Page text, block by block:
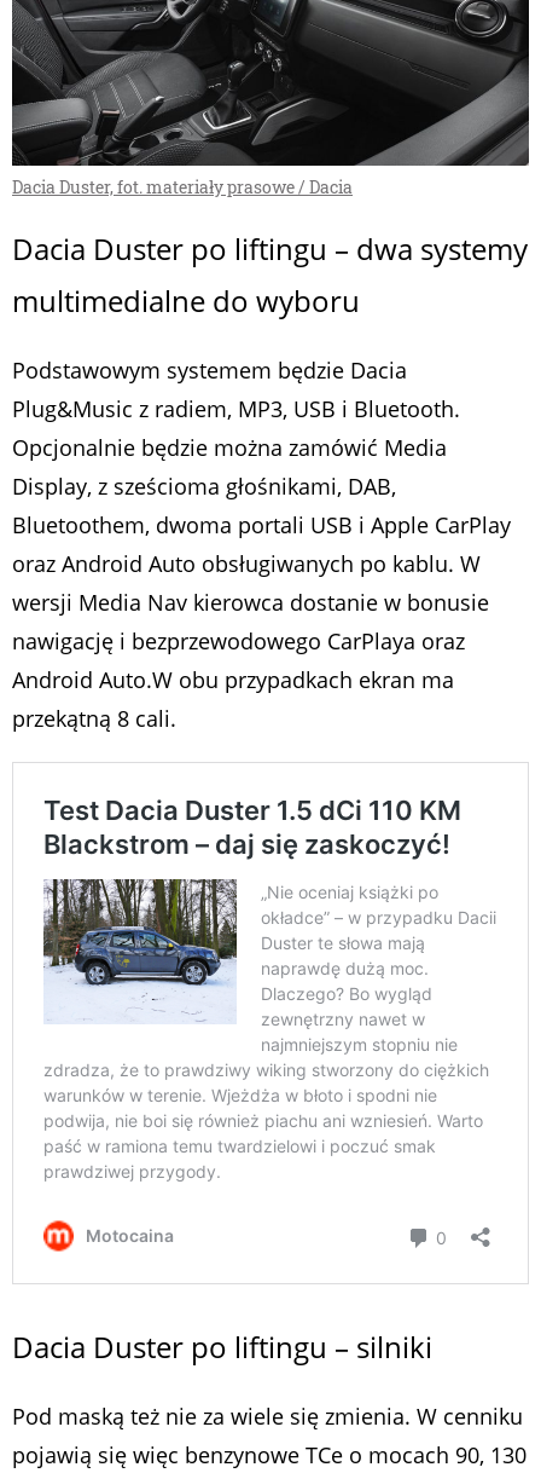
Dacia Duster, fot. materiały prasowe / Dacia
Dacia Duster po liftingu – dwa systemy
multimedialne do wyboru
Podstawowym systemem będzie Dacia
Plug&Music z radiem, MP3, USB i Bluetooth.
Opcjonalnie będzie można zamówić Media
Display, z sześcioma głośnikami, DAB,
Bluetoothem, dwoma portali USB i Apple CarPlay
oraz Android Auto obsługiwanych po kablu. W
wersji Media Nav kierowca dostanie w bonusie
nawigację i bezprzewodowego CarPlaya oraz
Android Auto.W obu przypadkach ekran ma
przekątną 8 cali.
Dacia Duster po liftingu – silniki
Pod maską też nie za wiele się zmienia. W cenniku
pojawią się więc benzynowe TCe o mocach 90, 130